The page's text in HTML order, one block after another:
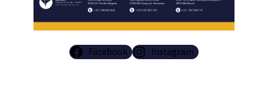
Facebook Instagram